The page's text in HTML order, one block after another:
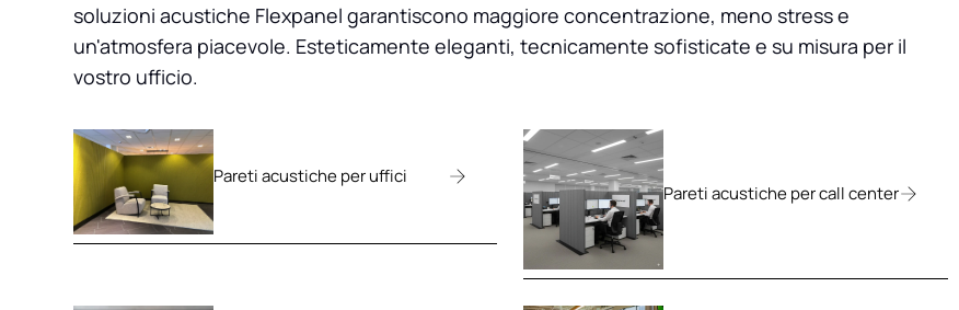
soluzioni acustiche Flexpanel garantiscono maggiore concentrazione, meno stress e
un'atmosfera piacevole. Esteticamente eleganti, tecnicamente sofisticate e su misura per il
vostro ufficio.
Pareti acustiche per uffici
Pareti acustiche per call center